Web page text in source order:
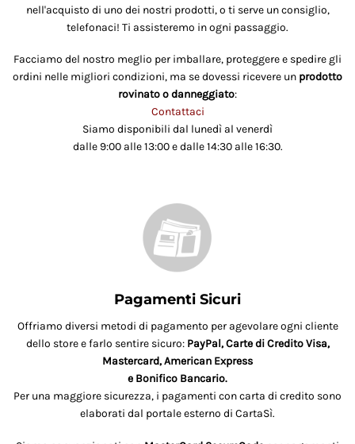
nell'acquisto di uno dei nostri prodotti, o ti serve un consiglio,
telefonaci! Ti assisteremo in ogni passaggio.
Facciamo del nostro meglio per imballare, proteggere e spedire gli
ordini nelle migliori condizioni, ma se dovessi ricevere un prodotto
rovinato o danneggiato:
Contattaci
Siamo disponibili dal lunedì al venerdì
dalle 9:00 alle 13:00 e dalle 14:30 alle 16:30.
Pagamenti Sicuri
Offriamo diversi metodi di pagamento per agevolare ogni cliente
dello store e farlo sentire sicuro: PayPal, Carte di Credito Visa,
Mastercard, American Express
e Bonifico Bancario.
Per una maggiore sicurezza, i pagamenti con carta di credito sono
elaborati dal portale esterno di CartaSì.